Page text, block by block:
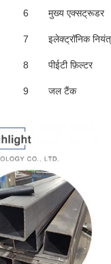
6 मुख्य एक्सट्रूडर
7 इलेक्ट्रॉनिक
8 पीईटी फ़िल्टर
9 जल टैंक